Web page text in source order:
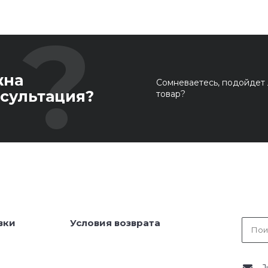
Сомневаетесь, подойдет
товар?
Условия возврата